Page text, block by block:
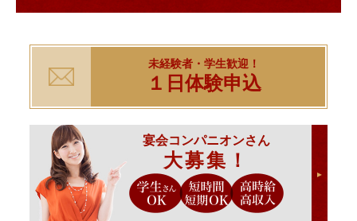
未経験者・学生歓迎！
１日体験申込
宴会コンパニオンさん
大募集！